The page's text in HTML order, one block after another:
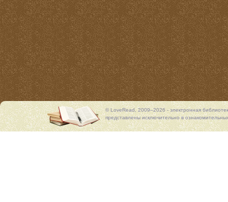
© LoveRead, 2009–2026 - электронная
представлены исключительно в